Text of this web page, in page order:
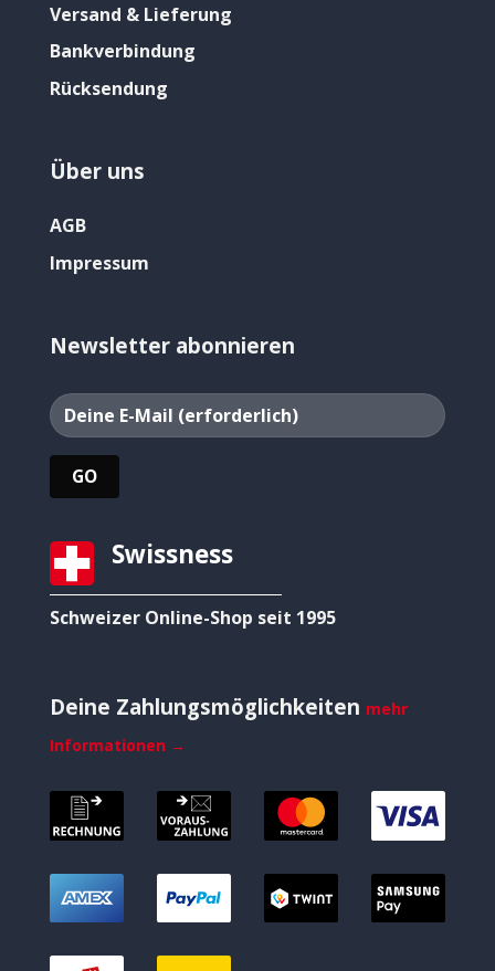
Versand & Lieferung
Bankverbindung
Rücksendung
Über uns
AGB
Impressum
Newsletter abonnieren
Swissness
Schweizer Online-Shop seit 1995
Deine Zahlungsmöglichkeiten mehr
Informationen →